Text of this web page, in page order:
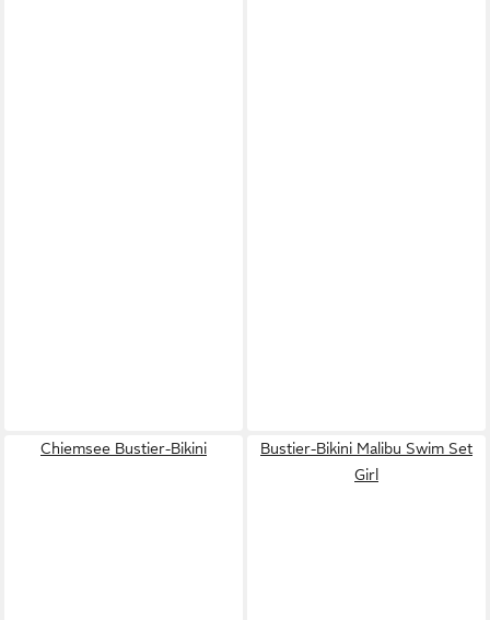
Chiemsee Bustier-Bikini
Bustier-Bikini Malibu Swim Set
Girl